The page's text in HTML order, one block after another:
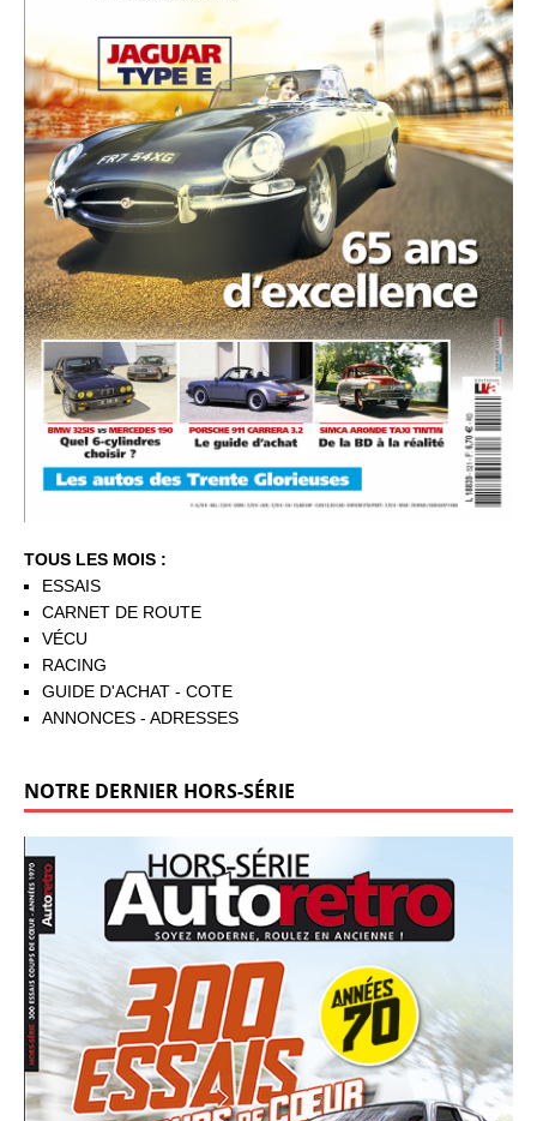
TOUS LES MOIS :
ESSAIS
CARNET DE ROUTE
VÉCU
RACING
GUIDE D'ACHAT - COTE
ANNONCES - ADRESSES
NOTRE DERNIER HORS-SÉRIE